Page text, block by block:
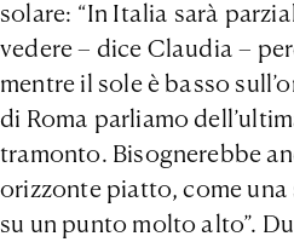
solare: “In Italia sarà
vedere – dice Claudia –
mentre il sole è basso
di Roma parliamo
tramonto. Bisognerebbe
orizzonte piatto, come
su un punto molto alto”.